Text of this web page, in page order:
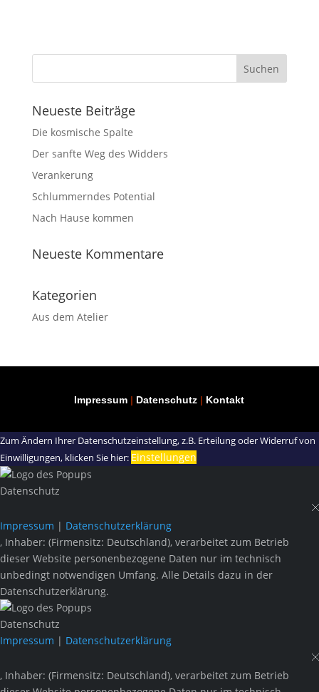
Neueste Beiträge
Die kosmische Spalte
Der sanfte Weg des Widders
Verankerung
Schlummerndes Potential
Nach Hause kommen
Neueste Kommentare
Kategorien
Aus dem Atelier
Impressum | Datenschutz | Kontakt
Zum Ändern Ihrer Datenschutzeinstellung, z.B. Erteilung oder Widerruf von
Einwilligungen, klicken Sie hier: Einstellungen
Datenschutz
Impressum | Datenschutzerklärung
, Inhaber: (Firmensitz: Deutschland), verarbeitet zum Betrieb
dieser Website personenbezogene Daten nur im technisch
unbedingt notwendigen Umfang. Alle Details dazu in der
Datenschutzerklärung.
Datenschutz
Impressum | Datenschutzerklärung
, Inhaber: (Firmensitz: Deutschland), verarbeitet zum Betrieb